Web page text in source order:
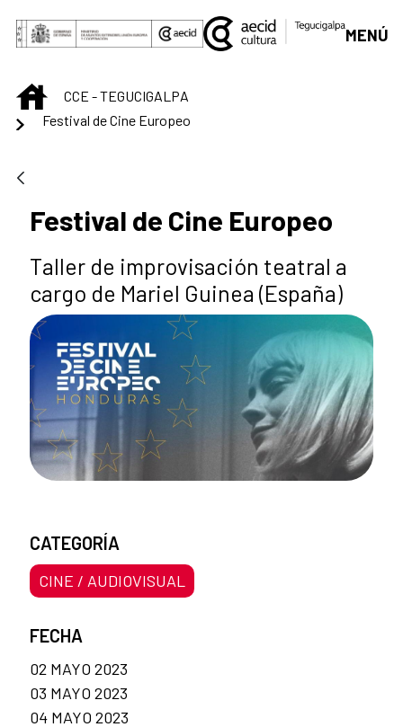
Saltar al contenido principal
MENÚ
INICIOCCE - TEGUCIGALPA
Festival de Cine Europeo
Festival de Cine Europeo
Taller de improvisación teatral a
cargo de Mariel Guinea (España)
CATEGORÍA
CINE / AUDIOVISUAL
FECHA
02 MAYO 2023
03 MAYO 2023
04 MAYO 2023